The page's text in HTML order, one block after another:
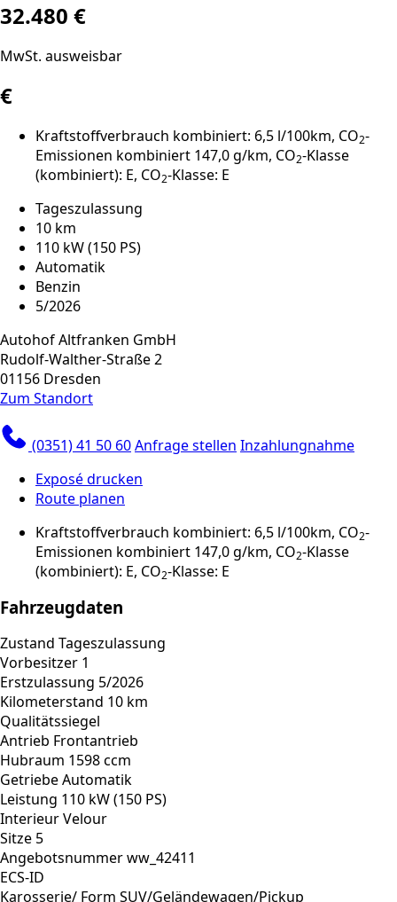
32.480 €
MwSt. ausweisbar
€
Kraftstoffverbrauch kombiniert: 6,5 l/100km, CO2-
Emissionen kombiniert 147,0 g/km, CO2-Klasse
(kombiniert): E, CO2-Klasse: E
Tageszulassung
10 km
110 kW (150 PS)
Automatik
Benzin
5/2026
Autohof Altfranken GmbH
Rudolf-Walther-Straße 2
01156 Dresden
Zum Standort
(0351) 41 50 60Anfrage stellen Inzahlungnahme
Exposé drucken
Route planen
Kraftstoffverbrauch kombiniert: 6,5 l/100km, CO2-
Emissionen kombiniert 147,0 g/km, CO2-Klasse
(kombiniert): E, CO2-Klasse: E
Fahrzeugdaten
Zustand Tageszulassung
Vorbesitzer 1
Erstzulassung 5/2026
Kilometerstand 10 km
Qualitätssiegel
Antrieb Frontantrieb
Hubraum 1598 ccm
GetriebeAutomatik
Leistung 110 kW (150 PS)
InterieurVelour
Sitze 5
Angebotsnummerww_42411
ECS-ID
Karosserie/ Form SUV/Geländewagen/Pickup